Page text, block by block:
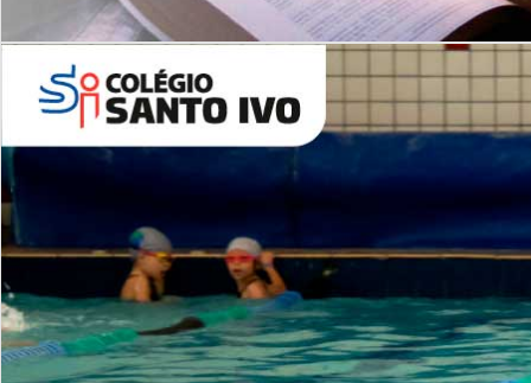
Leituras Literárias
ALUNOS NOVOS
Entre em Contato